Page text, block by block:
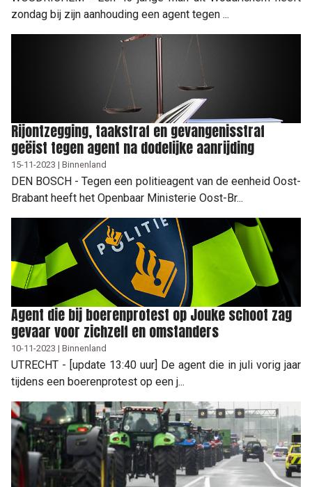
zondag bij zijn aanhouding een agent tegen ...
Rijontzegging, taakstraf en gevangenisstraf
geëist tegen agent na dodelijke aanrijding
15-11-2023 | Binnenland
DEN BOSCH - Tegen een politieagent van de eenheid Oost-
Brabant heeft het Openbaar Ministerie Oost-Br...
Agent die bij boerenprotest op Jouke schoot zag
gevaar voor zichzelf en omstanders
10-11-2023 | Binnenland
UTRECHT - [update 13:40 uur] De agent die in juli vorig jaar
tijdens een boerenprotest op een j...